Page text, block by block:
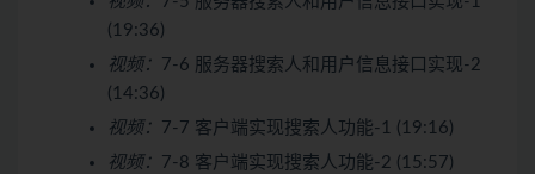
(19:36)
视频：
7-6 服务器搜索人和用户信息接口实现-2
(14:36)
视频：
7-7 客户端实现搜索人功能-1 (19:16)
视频：
7-8 客户端实现搜索人功能-2 (15:57)